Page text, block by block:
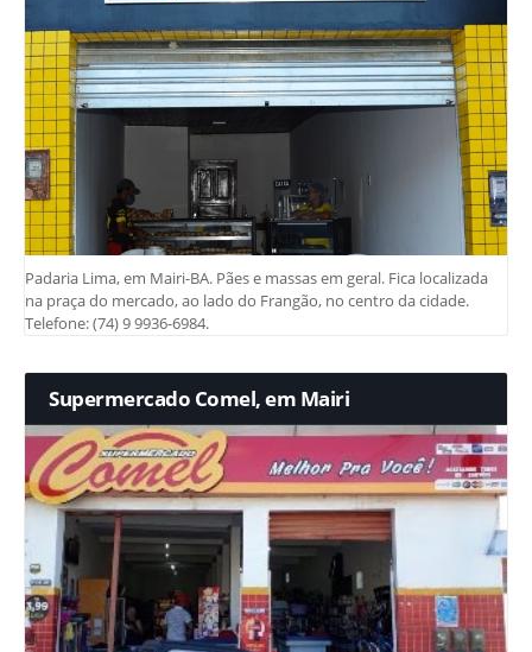
Padaria Lima, em Mairi-BA. Pães e massas em geral. Fica localizada
na praça do mercado, ao lado do Frangão, no centro da cidade.
Telefone: (74) 9 9936-6984.
Supermercado Comel, em Mairi